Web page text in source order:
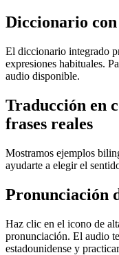
Diccionario
El diccionario integrado
expresiones habituales.
audio disponible.
Traducción en
frases reales
Mostramos ejemplos
ayudarte a elegir el
Pronunciación
Haz clic en el icono de
pronunciación. El audio
estadounidense y